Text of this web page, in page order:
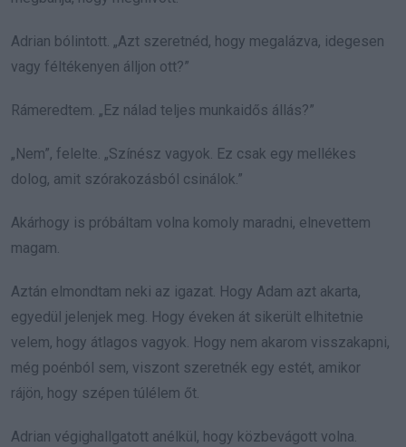
Adrian bólintott. „Azt szeretnéd, hogy megalázva, idegesen
vagy féltékenyen álljon ott?”
Rámeredtem. „Ez nálad teljes munkaidős állás?”
„Nem”, felelte. „Színész vagyok. Ez csak egy mellékes
dolog, amit szórakozásból csinálok.”
Akárhogy is próbáltam volna komoly maradni, elnevettem
magam.
Aztán elmondtam neki az igazat. Hogy Adam azt akarta,
egyedül jelenjek meg. Hogy éveken át sikerült elhitetnie
velem, hogy átlagos vagyok. Hogy nem akarom visszakapni,
még poénból sem, viszont szeretnék egy estét, amikor
rájön, hogy szépen túlélem őt.
Adrian végighallgatott anélkül, hogy közbevágott volna.